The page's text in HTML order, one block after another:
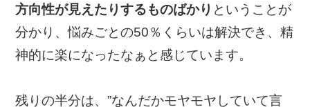
方向性が見えたりするものばかり ということが
分かり、悩みごとの50％くらいは解決でき、精
神的に楽になったなぁと感じています。
残りの半分は、”なんだかモヤモヤしていて言